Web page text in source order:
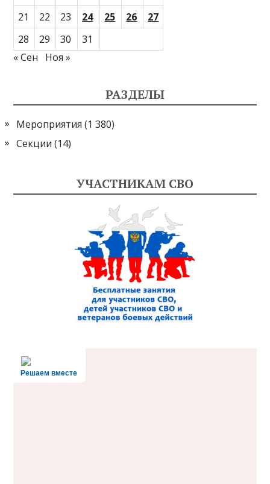
21
22 23 24 25 26
27
28
29 30
31
« Сен
Ноя »
РАЗДЕЛЫ
Мероприятия (1 380)
Секции (14)
УЧАСТНИКАМ СВО
Решаем вместе